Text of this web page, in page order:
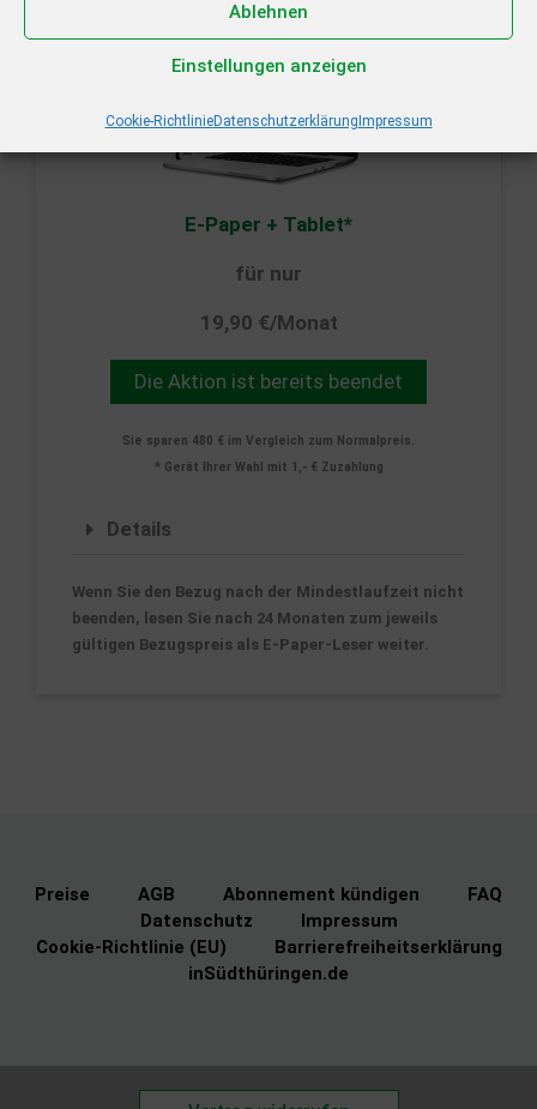
Ablehnen
Einstellungen anzeigen
Cookie-RichtlinieDatenschutzerklärungImpressum
E-Paper + Tablet*
für nur
19,90 €/Monat
Die Aktion ist bereits beendet
Sie sparen 480 € im Vergleich zum Normalpreis.
* Gerät Ihrer Wahl mit 1,- € Zuzahlung
Details
Wenn Sie den Bezug nach der Mindestlaufzeit nicht
beenden, lesen Sie nach 24 Monaten zum jeweils
gültigen Bezugspreis als E-Paper-Leser weiter.
Preise AGB Abonnement kündigen
FAQ
Datenschutz
Impressum
Cookie-Richtlinie (EU)
Barrierefreiheitserklärung
inSüdthüringen.de